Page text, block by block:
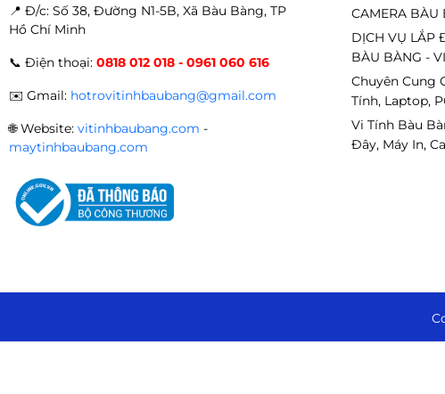
📍 Đ/c: Số 38, Đường N1-5B, Xã Bàu Bàng, TP
Hồ Chí Minh
📞 Điện thoại: 0818 012 018 - 0961 060 616
✉️ Gmail: hotrovitinhbaubang@gmail.com
🌐Website: vitinhbaubang.com -
maytinhbaubang.com
CAMERA BÀU
DỊCH VỤ LẮP
BÀU BÀNG -
Chuyên Cung
Tính, Laptop,
Vi Tính Bàu
Đây, Máy In,